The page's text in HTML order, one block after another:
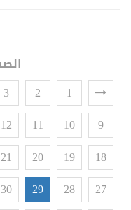
الصفحة
1
2
3
9
10
11
12
18
19
20
21
27
28
29
30